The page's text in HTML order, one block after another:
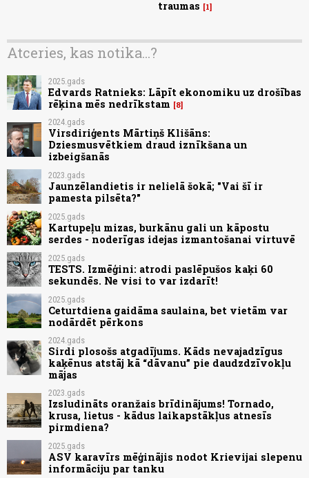
traumas
1
Atceries, kas notika...?
2025.gads
Edvards Ratnieks: Lāpīt ekonomiku uz drošības
rēķina mēs nedrīkstam
8
2024.gads
Virsdiriģents Mārtiņš Klišāns:
Dziesmusvētkiem draud iznīkšana un
izbeigšanās
2023.gads
Jaunzēlandietis ir nelielā šokā; "Vai šī ir
pamesta pilsēta?"
2025.gads
Kartupeļu mizas, burkānu gali un kāpostu
serdes - noderīgas idejas izmantošanai virtuvē
2025.gads
TESTS. Izmēģini: atrodi paslēpušos kaķi 60
sekundēs. Ne visi to var izdarīt!
2025.gads
Ceturtdiena gaidāma saulaina, bet vietām var
nodārdēt pērkons
2024.gads
Sirdi plosošs atgadījums. Kāds nevajadzīgus
kaķēnus atstāj kā “dāvanu” pie daudzdzīvokļu
mājas
2023.gads
Izsludināts oranžais brīdinājums! Tornado,
krusa, lietus - kādus laikapstākļus atnesīs
pirmdiena?
2025.gads
ASV karavīrs mēģinājis nodot Krievijai slepenu
informāciju par tanku